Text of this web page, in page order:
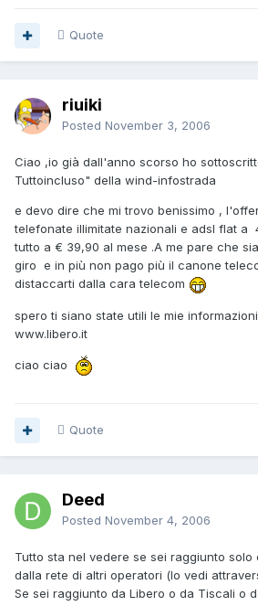
Quote
riuiki
Posted November 3, 2006
Ciao ,io già dall'anno scorso ho
Tuttoincluso" della wind-infostrada
e devo dire che mi trovo benissimo ,
telefonate illimitate nazionali e adsl flat a
tutto a € 39,90 al mese .A me pare che
giro e in più non pago più il canone
distaccarti dalla cara telecom
spero ti siano state utili le mie
www.libero.it
ciao ciao
Quote
Deed
Posted November 4, 2006
Tutto sta nel vedere se sei raggiunto solo
dalla rete di altri operatori (lo vedi
Se sei raggiunto da Libero o da Tiscali o